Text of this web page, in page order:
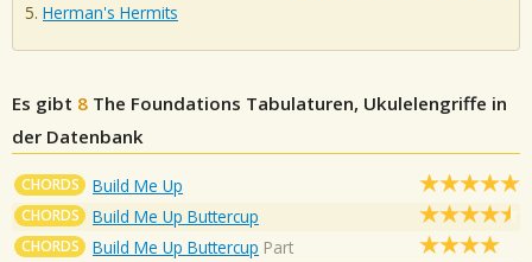
Herman's Hermits
Es gibt 8 The Foundations Tabulaturen, Ukulelengriffe in
der Datenbank
CHORDS Build Me Up
CHORDS Build Me Up Buttercup
CHORDS Build Me Up Buttercup Part